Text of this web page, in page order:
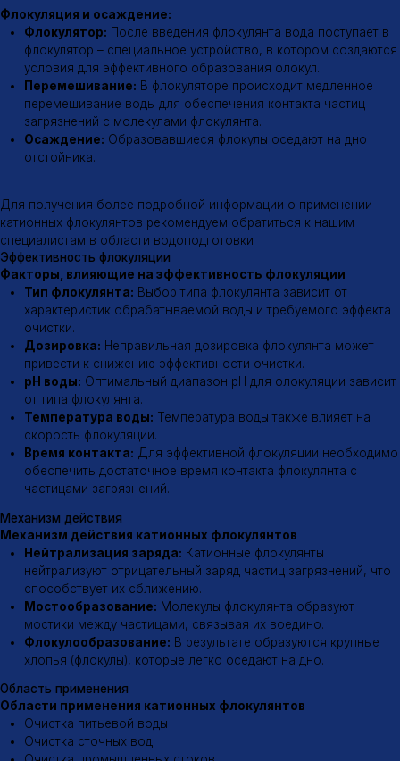
Мостообразование:Молекулы флокулянта образуют
мостики между частицами, связывая их воедино.
Флокулообразование:
В результате образуются крупные
хлопья (флокулы), которые легко оседают на дно.
Область применения
Области применения катионных флокулянтов
Очистка питьевой воды
Очистка сточных вод
Очистка промышленных стоков
Обезвоживание осадков
Производство бумаги
Почта
Телефон Социальные сети
8 (800) 600-12-07
tradeaflock@gmail.com
г. Казань, ул.
Майкопская 2, корп. 1
Поставка флокулянтов
ООО «МИК»
Меню Продукция
Заказать флокулянты
Каталог
Доставка
Контакты
Анионные флокулянты
Неионогенные флокулянты
Флокулянты Магнафлок
Флокулянты Суперфлок
Флокулянты Флопам
Флокулянты Зетаг
Флокулянты Праестол
Гипохлорит натрия
Разработка сайта